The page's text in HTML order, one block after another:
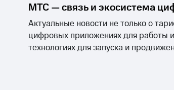
МТС — связь и экосистема
Актуальные новости не только о
цифровых приложениях для работы
технологиях для запуска и